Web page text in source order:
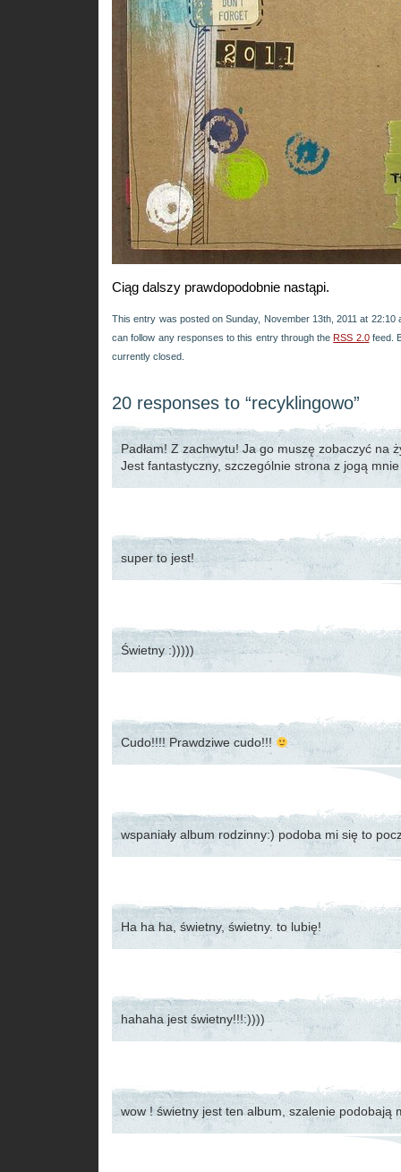
Ciąg dalszy prawdopodobnie nastąpi.
This entry was posted on Sunday, November 13th, 2011 at 22:10
can follow any responses to this entry through the RSS 2.0feed.
currently closed.
20 responses to “recyklingowo”
Padłam! Z zachwytu! Ja go muszę zobaczyć na
Jest fantastyczny, szczególnie strona z jogą
super to jest!
Świetny :)))))
Cudo!!!! Prawdziwe cudo!!!
wspaniały album rodzinny:) podoba mi się to
Ha ha ha, świetny, świetny. to lubię!
hahaha jest świetny!!!:))))
wow ! świetny jest ten album, szalenie podobają